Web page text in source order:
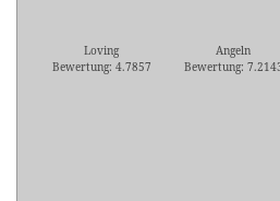
Loving
Bewertung: 4.7857
Angeln
Bewertung: